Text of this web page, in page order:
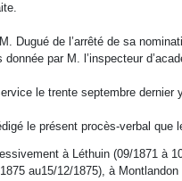
Dugué de l’arrêté de sa
par M. l’inspecteur
le trente septembre dernier
le présent procès-verbal
à Léthuin (09/1871 à
au15/12/1875), à